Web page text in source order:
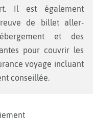
Il est également
de billet aller-
et des
pour couvrir les
voyage incluant
conseillée.